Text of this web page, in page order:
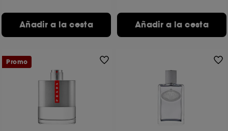
Añadir a la cesta Añadir a la cesta
Promo
con el fin de mejorar su funcionamiento.
Cookies de seguridad del pago :
Exceptuando las cookies técnicas, la inclusión de
estas cookies requieren de tu consentimiento. Puedes
personalizar tus preferencias en el botón inferior
“Configurar cookies” o “Aceptar todas” o “Rechazar
cualquier momento.